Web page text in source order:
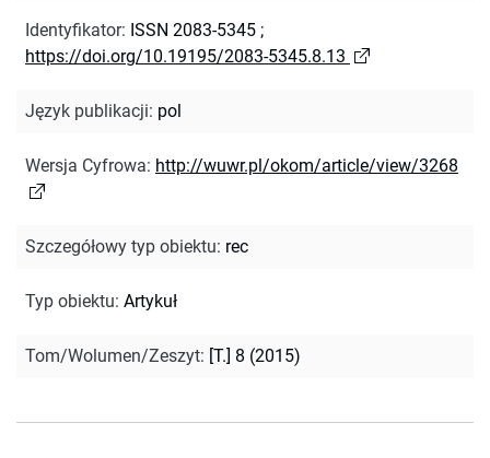
Identyfikator: ISSN 2083-5345 ;
https://doi.org/10.19195/2083-5345.8.13
Język publikacji: pol
Wersja Cyfrowa: http://wuwr.pl/okom/article/view/3268
Szczegółowy typ obiektu: rec
Typ obiektu: Artykuł
Tom/Wolumen/Zeszyt: [T.] 8 (2015)